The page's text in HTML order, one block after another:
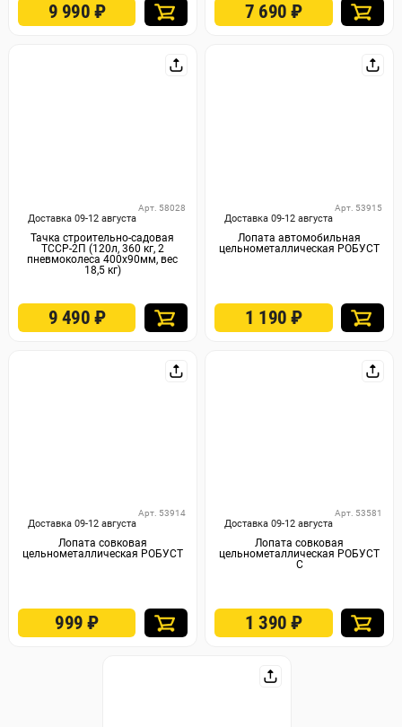
9 990 ₽ 7 690₽
Доставка 09-12 августа
Арт. 58028
Тачка строительно-садовая
ТССР-2П (120л, 360 кг, 2
пневмоколеса 400х90мм, вес
18,5 кг)
9 490 ₽
Доставка 09-12 августа
Арт. 53915
Лопата автомобильная
цельнометаллическая РОБУСТ
1 190₽
Доставка 09-12 августа
Арт. 53914
Лопата совковая
цельнометаллическая РОБУСТ
999₽
Доставка 09-12 августа
Арт. 53581
Лопата совковая
цельнометаллическая РОБУСТ
С
1 390₽